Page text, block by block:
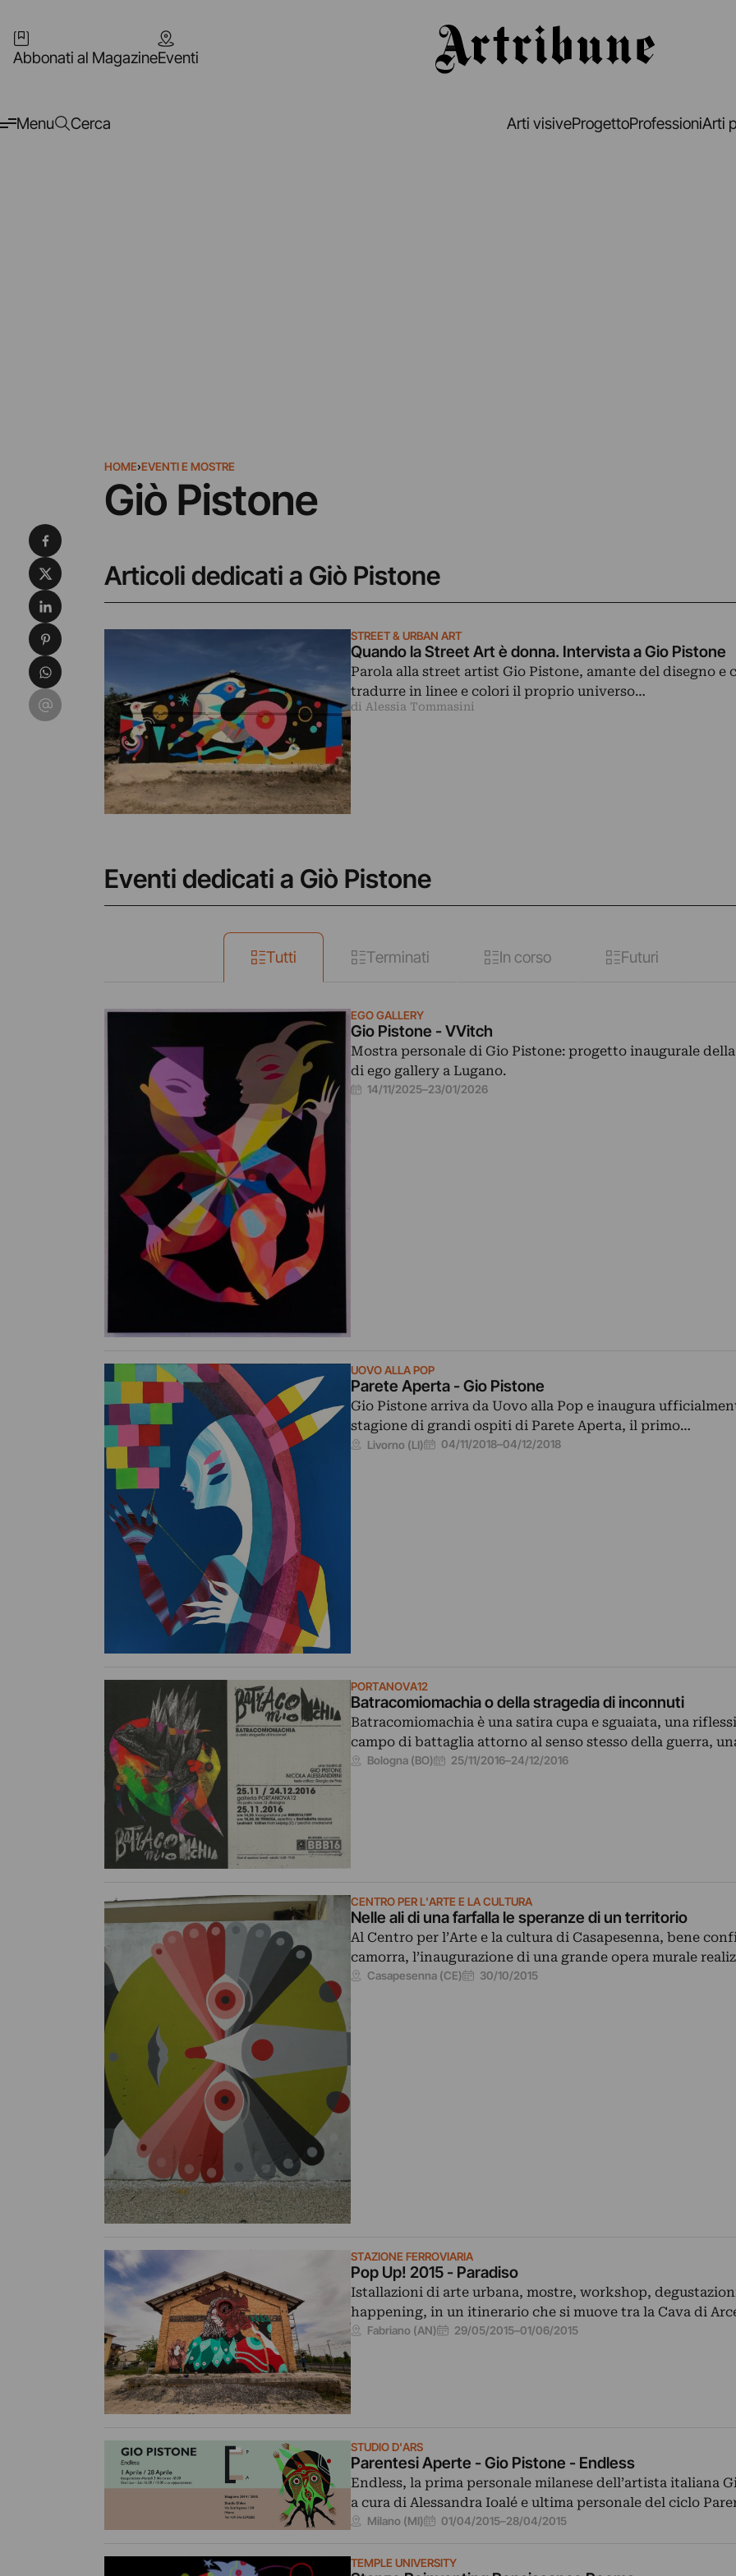
Abbonati al MagazineEventi
Menu Cerca Arti visiveProgettoProfessioniArti
HOME›EVENTI E MOSTRE
Giò Pistone
Articoli dedicati a Giò Pistone
STREET & URBAN ART
Quando la Street Art è donna. Intervista a Gio Pistone
Parola alla street artist Gio Pistone, amante del disegno e
tradurre in linee e colori il proprio universo…
di Alessia Tommasini
Eventi dedicati a Giò Pistone
Tutti Terminati In corso Futuri
EGO GALLERY
Gio Pistone - VVitch
Mostra personale di Gio Pistone: progetto inaugurale
di ego gallery a Lugano.
14/11/2025–23/01/2026
UOVO ALLA POP
Parete Aperta - Gio Pistone
Gio Pistone arriva da Uovo alla Pop e inaugura
stagione di grandi ospiti di Parete Aperta, il primo…
Livorno (LI) 04/11/2018–04/12/2018
PORTANOVA12
Batracomiomachia o della stragedia di inconnuti
Batracomiomachia è una satira cupa e sguaiata, una
campo di battaglia attorno al senso stesso della guerra,
Bologna (BO) 25/11/2016–24/12/2016
CENTRO PER L'ARTE E LA CULTURA
Nelle ali di una farfalla le speranze di un territorio
Al Centro per l’Arte e la cultura di Casapesenna, bene
camorra, l’inaugurazione di una grande opera murale
Casapesenna (CE) 30/10/2015
STAZIONE FERROVIARIA
Pop Up! 2015 - Paradiso
Istallazioni di arte urbana, mostre, workshop,
happening, in un itinerario che si muove tra la Cava di
Fabriano (AN) 29/05/2015–01/06/2015
STUDIO D'ARS
Parentesi Aperte - Gio Pistone - Endless
Endless, la prima personale milanese dell’artista italiana
a cura di Alessandra Ioalé e ultima personale del ciclo
Milano (MI) 01/04/2015–28/04/2015
TEMPLE UNIVERSITY
Condividi su Facebook
Condividi su X
Condividi su LinkedIn
Condividi su Pinterest
Condividi su WhatsApp
Condividi su Email